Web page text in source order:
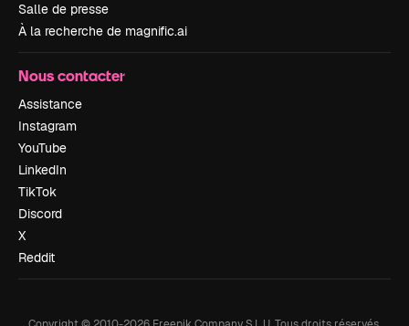
Salle de presse
À la recherche de magnific.ai
Nous contacter
Assistance
Instagram
YouTube
LinkedIn
TikTok
Discord
X
Reddit